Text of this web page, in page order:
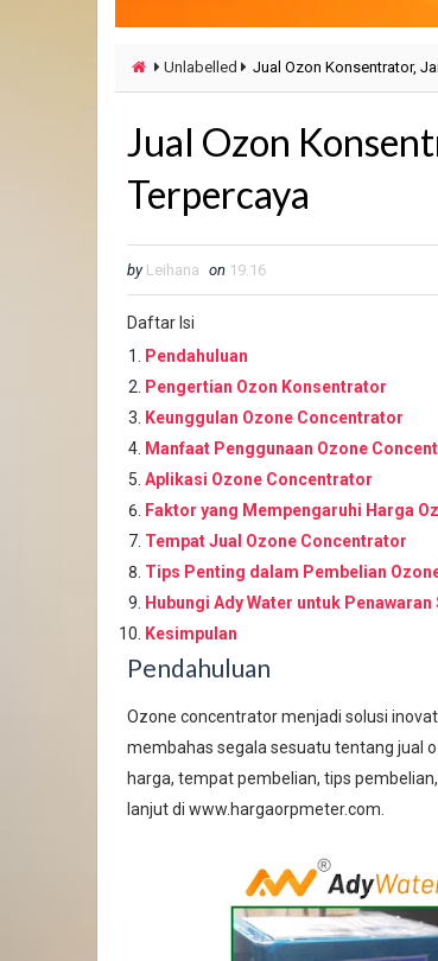
Unlabelled Jual Ozon Konsentrator,
Jual Ozon
Terpercaya
by Leihana on 19.16
Daftar Isi
Pendahuluan
Pengertian Ozon Konsentrator
Keunggulan Ozone Concentrator
Manfaat Penggunaan Ozone
Aplikasi Ozone Concentrator
Faktor yang Mempengaruhi Harga
Tempat Jual Ozone Concentrator
Tips Penting dalam Pembelian
Hubungi Ady Water untuk Penawaran
Kesimpulan
Pendahuluan
Ozone concentrator menjadi solusi
membahas segala sesuatu tentang jual
harga, tempat pembelian, tips
lanjut di www.hargaorpmeter.com.